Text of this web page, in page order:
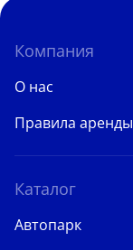
Компания
О нас
Правила аренды
Каталог
Автопарк